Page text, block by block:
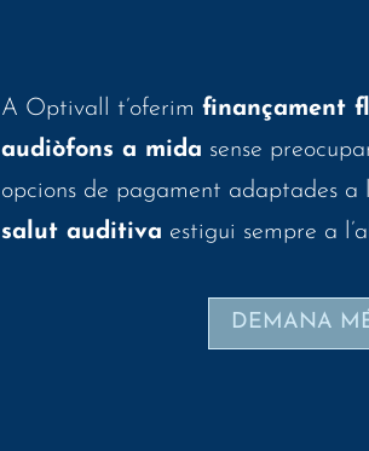
A Optivall t’oferim finançament
audiòfons a mida sense
opcions de pagament adaptades a
salut auditiva estigui sempre a
DEMANA